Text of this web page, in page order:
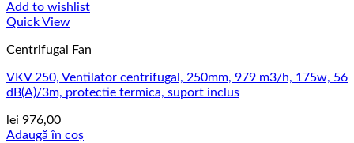
Add to wishlist
Quick View
Centrifugal Fan
VKV 250, Ventilator centrifugal, 250mm, 979 m3/h, 175w, 56
dB(A)/3m, protectie termica, suport inclus
lei 976,00
Adaugă în coș